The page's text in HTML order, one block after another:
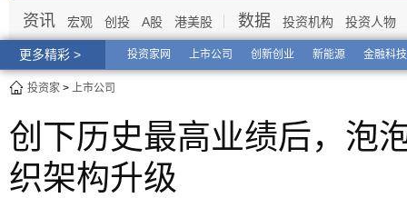
更多精彩 > 投资家网 上市公司 创新创业 新能源 金融科技
资讯 宏观 创投 A股 港美股 数据 投资机构 投资人物
投资家 > 上市公司
创下历史最高业绩后，泡
织架构升级